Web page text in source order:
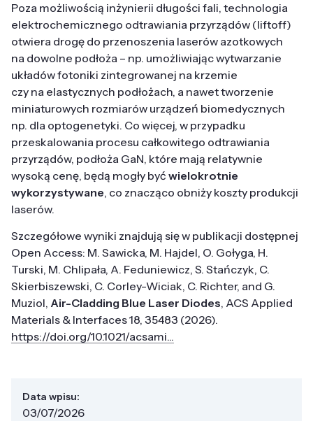
Poza możliwością inżynierii długości fali, technologia
elektrochemicznego odtrawiania przyrządów (liftoff)
otwiera drogę do przenoszenia laserów azotkowych
na dowolne podłoża – np. umożliwiając wytwarzanie
układów fotoniki zintegrowanej na krzemie
czy na elastycznych podłożach, a nawet tworzenie
miniaturowych rozmiarów urządzeń biomedycznych
np. dla optogenetyki. Co więcej, w przypadku
przeskalowania procesu całkowitego odtrawiania
przyrządów, podłoża GaN, które mają relatywnie
wysoką cenę, będą mogły być wielokrotnie
wykorzystywane, co znacząco obniży koszty produkcji
laserów.
Szczegółowe wyniki znajdują się w publikacji dostępnej
Open Access: M. Sawicka, M. Hajdel, O. Gołyga, H.
Turski, M. Chlipała, A. Feduniewicz, S. Stańczyk, C.
Skierbiszewski, C. Corley-Wiciak, C. Richter, and G.
Muziol, Air-Cladding Blue Laser Diodes, ACS Applied
Materials & Interfaces 18, 35483 (2026).
https://doi.org/10.1021/acsami...
Data wpisu:
03/07/2026